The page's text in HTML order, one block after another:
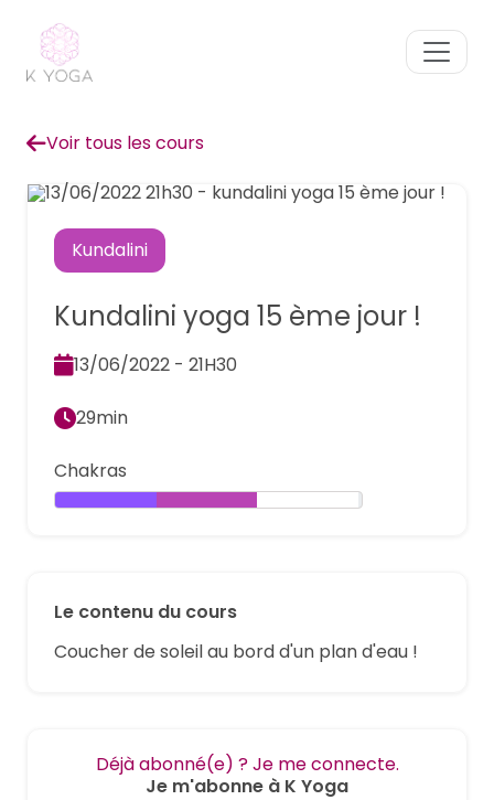
Voir tous les cours
Kundalini
Chakras
Kundalini yoga 15 ème jour !
13/06/2022 - 21H30
29min
Le contenu du cours
Coucher de soleil au bord d'un plan d'eau !
Déjà abonné(e) ? Je me connecte.
Je m'abonne à K Yoga